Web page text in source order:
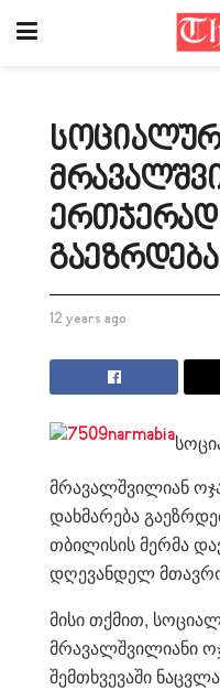
12 years ago
მრავალშვილიან
დახმარება
თბილისის მერმა
დღევანდელ
მისი თქმით,
მრავალშვილიანი
შემთხვევაში